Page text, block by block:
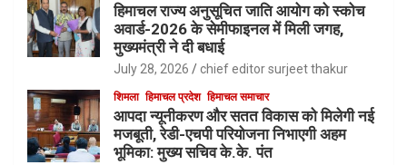
हिमाचल राज्य अनुसूचित जाति आयोग को स्कोच
अवार्ड-2026 के सेमीफाइनल में मिली जगह,
मुख्यमंत्री ने दी बधाई
July 28, 2026 chief editor surjeet thakur
शिमला हिमाचल प्रदेश हिमाचल समाचार
आपदा न्यूनीकरण और सतत विकास को मिलेगी नई
मजबूती, रेडी-एचपी परियोजना निभाएगी अहम
भूमिका: मुख्य सचिव के.के. पंत